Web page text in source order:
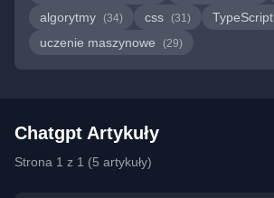
algorytmy (34) css (31) TypeScript
uczenie maszynowe (29)
Chatgpt Artykuły
Strona 1 z 1 (5 artykuły)